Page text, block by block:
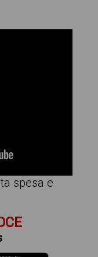
spesa e